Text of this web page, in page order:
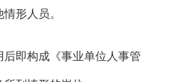
形人员。
即构成《事业单位人事管